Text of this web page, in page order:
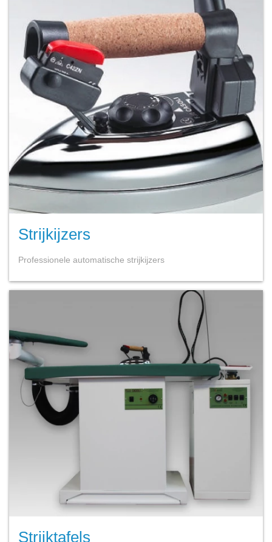
Strijkijzers
Professionele automatische strijkijzers
Strijktafels